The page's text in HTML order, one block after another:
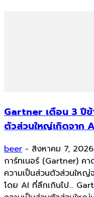
Gartner เตือน 3 ปีข้
ตัวส่วนใหญ่เกิดจาก
beer - สิงหาคม 7, 2026
การ์ทเนอร์ (Gartner) ค
ความเป็นส่วนตัวส่วนใหญ่จ
โดย AI ที่ลึกเกินไป...